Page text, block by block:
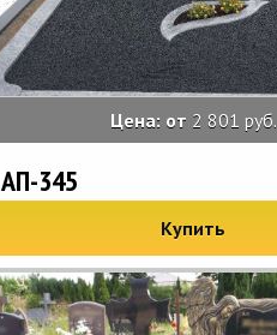
Цена: от 2 801 руб.
АП-345
Купить